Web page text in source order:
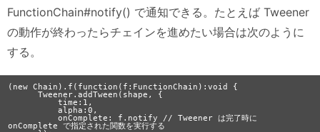
FunctionChain#notify() で通知できる。たとえば Tweener
の動作が終わったらチェインを進めたい場合は次のように
する。
(new Chain).f(function(f:FunctionChain):void {
      Tweener.addTween(shape, {
          time:1,
          alpha:0,
          onComplete: f.notify // Tweener は完了時に
onComplete で指定された関数を実行する